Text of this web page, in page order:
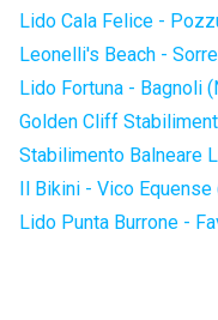
Lido Cala Felice -
Leonelli's Beach -
Lido Fortuna - Bagnoli
Golden Cliff
Stabilimento Balneare
Il Bikini - Vico Equense
Lido Punta Burrone -